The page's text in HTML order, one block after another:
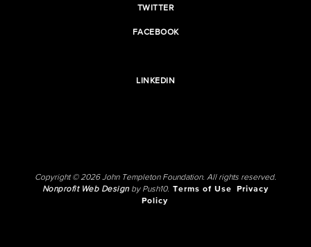
TWITTER
FACEBOOK
LINKEDIN
Copyright © 2026 John Templeton Foundation. All rights reserved.
Nonprofit Web Designby Push10. Terms of Use
Privacy
Policy